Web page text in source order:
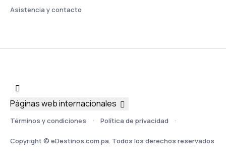
Asistencia y contacto
Términos y condiciones Política de privacidad
Copyright © eDestinos.com.pa. Todos los derechos reservados
Páginas web internacionales